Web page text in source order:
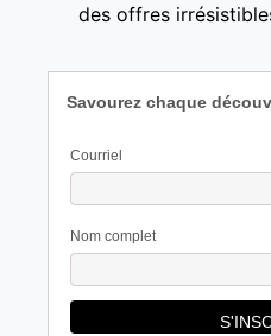
des offres
Savourez chaque
Courriel
Nom complet